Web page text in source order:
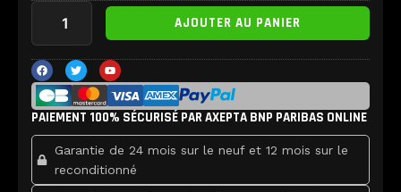
quantité
Connecteur
HDMI
carte
mère
Xbox
One
AJOUTER AU PANIER
F
a
c
e
b
o
k
T
w
i
t
t
e
Y
o
u
t
u
b
PAIEMENT 100% SÉCURISÉ PAR AXEPTA BNP PARIBAS ONLINE
Garantie de 24 mois sur le neuf et 12 mois sur le
reconditionné